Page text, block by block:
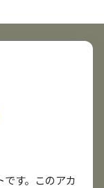
す。このアカ